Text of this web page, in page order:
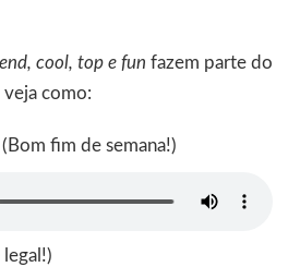
cool, top e fun fazem parte do
como:
(Bom fim de semana!)